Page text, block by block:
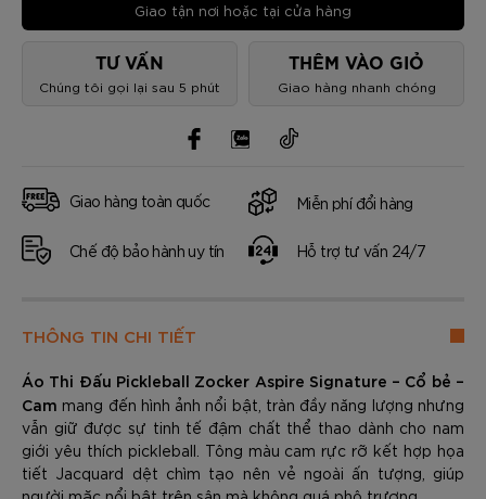
Giao tận nơi hoặc tại cửa hàng
TƯ VẤN
Chúng tôi gọi lại sau 5 phút
THÊM VÀO GIỎ
Giao hàng nhanh chóng
Giao hàng toàn quốc Miễn phí đổi hàng
Chế độ bảo hành uy tín Hỗ trợ tư vấn 24/7
THÔNG TIN CHI TIẾT
Áo Thi Đấu Pickleball Zocker Aspire Signature – Cổ bẻ –
Cam mang đến hình ảnh nổi bật, tràn đầy năng lượng nhưng
vẫn giữ được sự tinh tế đậm chất thể thao dành cho nam
giới yêu thích pickleball. Tông màu cam rực rỡ kết hợp họa
tiết Jacquard dệt chìm tạo nên vẻ ngoài ấn tượng, giúp